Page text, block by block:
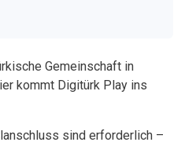
Gemeinschaft in
kommt Digitürk Play ins
sind erforderlich –